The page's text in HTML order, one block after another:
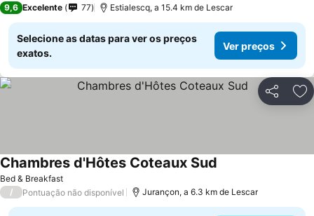
9,6 Excelente 77 Estialescq, a 15.4 km de Lescar
Selecione as datas para ver os preços
exatos.
Ver preços
Partilhar
Bed & Breakfast
Chambres d'Hôtes Coteaux Sud
/ Pontuação não disponível Jurançon, a 6.3 km de Lescar